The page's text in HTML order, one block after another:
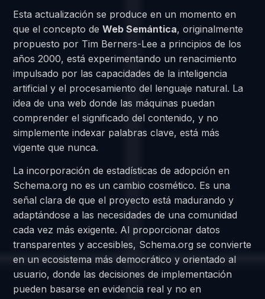
Esta actualización se produce en un momento en
que el concepto deWeb Semántica, originalmente
propuesto por Tim Berners-Lee a principios de los
años 2000, está experimentando un renacimiento
impulsado por las capacidades de la inteligencia
artificial y el procesamiento del lenguaje natural. La
idea de una web donde las máquinas puedan
comprender el significado del contenido, y no
simplemente indexar palabras clave, está más
vigente que nunca.
La incorporación de estadísticas de adopción en
Schema.org no es un cambio cosmético. Es una
señal clara de que el proyecto está madurando y
adaptándose a las necesidades de una comunidad
cada vez más exigente. Al proporcionar datos
transparentes y accesibles, Schema.org se convierte
en un ecosistema más democrático y orientado al
usuario, donde las decisiones de implementación
pueden basarse en evidencia real y no en